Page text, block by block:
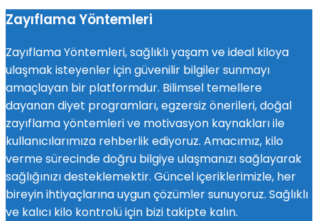
Zayıflama Yöntemleri
Zayıflama Yöntemleri, sağlıklı yaşam ve ideal kiloya
ulaşmak isteyenler için güvenilir bilgiler sunmayı
amaçlayan bir platformdur. Bilimsel temellere
dayanan diyet programları, egzersiz önerileri, doğal
zayıflama yöntemleri ve motivasyon kaynakları ile
kullanıcılarımıza rehberlik ediyoruz. Amacımız, kilo
verme sürecinde doğru bilgiye ulaşmanızı sağlayarak
sağlığınızı desteklemektir. Güncel içeriklerimizle, her
bireyin ihtiyaçlarına uygun çözümler sunuyoruz. Sağlıklı
ve kalıcı kilo kontrolü için bizi takipte kalın.